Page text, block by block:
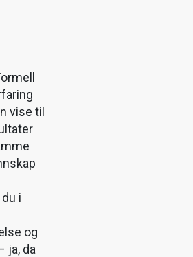
vise til
i
og
ja, da